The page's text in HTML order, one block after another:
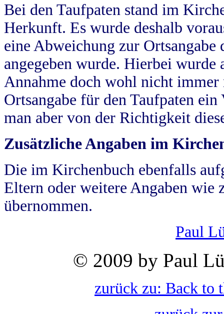
Bei den Taufpaten stand im
Herkunft. Es wurde deshalb
eine Abweichung zur
angegeben wurde. Hierbei wurde
Annahme doch wohl nicht
Ortsangabe für den Taufpaten
man aber von der Richtigkeit
Zusätzliche Angaben im
Die im Kirchenbuch ebenfalls
Eltern oder weitere Angaben wie
übernommen.
Paul
© 2009 by Paul
zurück zu: Back to